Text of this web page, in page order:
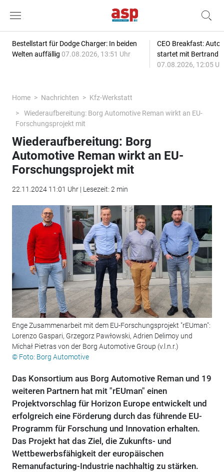
Bestellstart für Dodge Charger: In beiden
Welten auffällig 07.08.2026, 13:51 Uhr
CEO Breakfast:
startet mit Bertrand
07.08.2026, 12:05
Home Nachrichten
Kfz-Werkstatt
Wiederaufbereitung: Borg Automotive Reman wirkt an EU-
Forschungsprojekt mit
Wiederaufbereitung: Borg
Automotive Reman wirkt an EU-
Forschungsprojekt mit
22.11.2024 11:01 Uhr | Lesezeit: 2 min
Enge Zusammenarbeit mit dem EU-Forschungsprojekt "rEUman":
Lorenzo Gaspari, Grzegorz Pawłowski, Adrien Delimoy und
Michał Pietras von der Borg Automotive Group (v.l.n.r.)
© Foto: Borg Automotive
Das Konsortium aus Borg Automotive Reman und 19
weiteren Partnern hat mit "rEUman" einen
Projektvorschlag für Horizon Europe entwickelt und
erfolgreich eine Förderung durch das führende EU-
Programm für Forschung und Innovation erhalten.
Das Projekt hat das Ziel, die Zukunfts- und
Wettbewerbsfähigkeit der europäischen
Remanufacturing-Industrie nachhaltig zu stärken.